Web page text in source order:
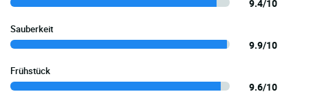
9.4/10
Sauberkeit
9.9/10
Frühstück
9.6/10